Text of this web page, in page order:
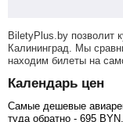
BiletyPlus.by позволит
Калининград. Мы
находим билеты на
Календарь цен
Самые дешевые
туда обратно - 695 BYN